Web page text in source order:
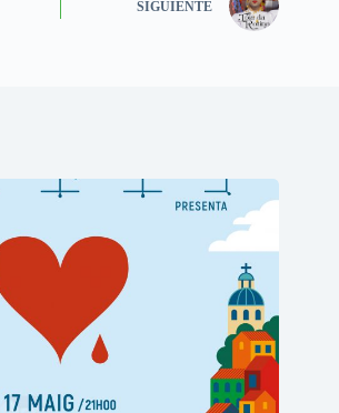
SIGUIENTE